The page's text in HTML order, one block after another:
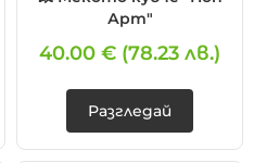
Арт"
40.00 € (78.23 лв.)
Разгледай